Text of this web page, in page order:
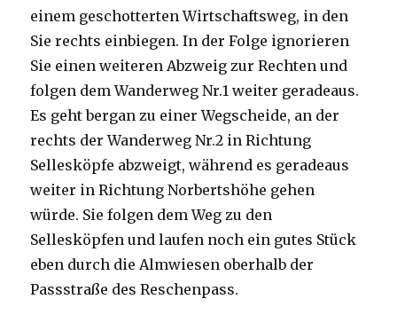
einem geschotterten Wirtschaftsweg, in den
Sie rechts einbiegen. In der Folge ignorieren
Sie einen weiteren Abzweig zur Rechten und
folgen dem Wanderweg Nr.1 weiter geradeaus.
Es geht bergan zu einer Wegscheide, an der
rechts der Wanderweg Nr.2 in Richtung
Sellesköpfe abzweigt, während es geradeaus
weiter in Richtung Norbertshöhe gehen
würde. Sie folgen dem Weg zu den
Sellesköpfen und laufen noch ein gutes Stück
eben durch die Almwiesen oberhalb der
Passstraße des Reschenpass.